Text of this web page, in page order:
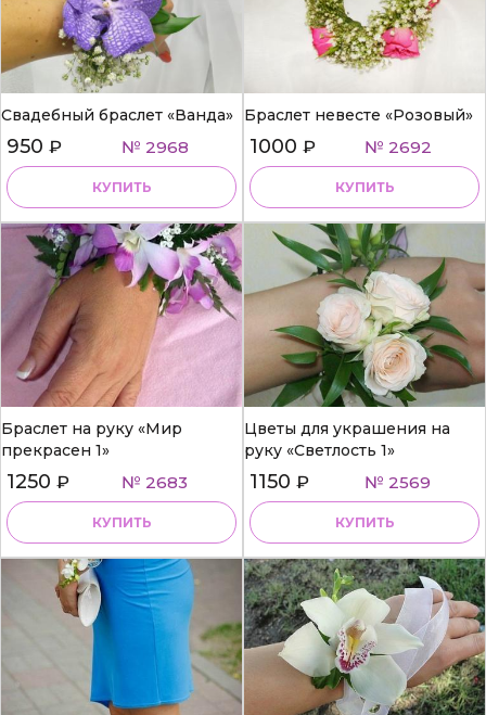
Свадебный браслет «Ванда»
950 ₽ № 2968
КУПИТЬ
Браслет невесте «Розовый»
1000 ₽ № 2692
КУПИТЬ
Браслет на руку «Мир
прекрасен 1»
1250 ₽ № 2683
КУПИТЬ
Цветы для украшения на
руку «Светлость 1»
1150 ₽ № 2569
КУПИТЬ